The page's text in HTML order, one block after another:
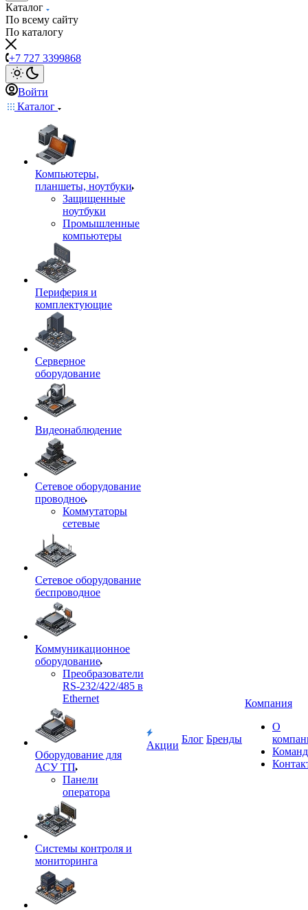
Каталог
По всему сайту
По каталогу
+7 727 3399868
Войти
Каталог
Компьютеры,
планшеты, ноутбуки
Защищенные
ноутбуки
Промышленные
компьютеры
Периферия и
комплектующие
Серверное
оборудование
Видеонаблюдение
Сетевое оборудование
проводное
Коммутаторы
сетевые
Сетевое оборудование
беспроводное
Коммуникационное
оборудование
Преобразователи
RS-232/422/485 в
Ethernet
Оборудование для
АСУ ТП
Панели
оператора
Системы контроля и
мониторинга
Акции
Блог Бренды
Компания
О